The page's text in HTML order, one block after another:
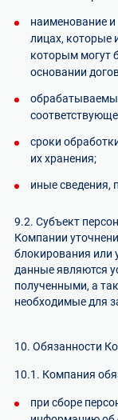
наименование
лицах, которые
которым могут
основании
сроки
их хранения;
иные сведения,
9.2. Субъект
Компании
блокирования или
данные являются
полученными, а
необходимые для
10. Обязанности
10.1. Компания
при сборе